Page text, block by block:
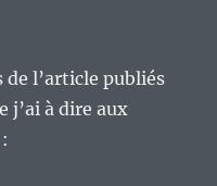
l’article publiés
j’ai à dire aux